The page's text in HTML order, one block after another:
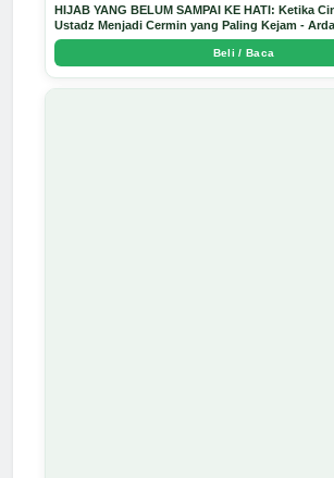
HIJAB YANG BELUM SAMPAI KE HATI: Ketika
Ustadz Menjadi Cermin yang Paling Kejam -
Beli / Baca